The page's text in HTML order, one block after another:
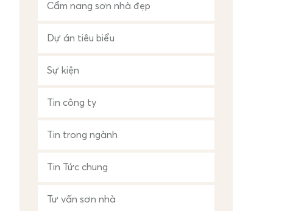
Cẩm nang sơn nhà đẹp
Dự án tiêu biểu
Sự kiện
Tin công ty
Tin trong ngành
Tin Tức chung
Tư vấn sơn nhà